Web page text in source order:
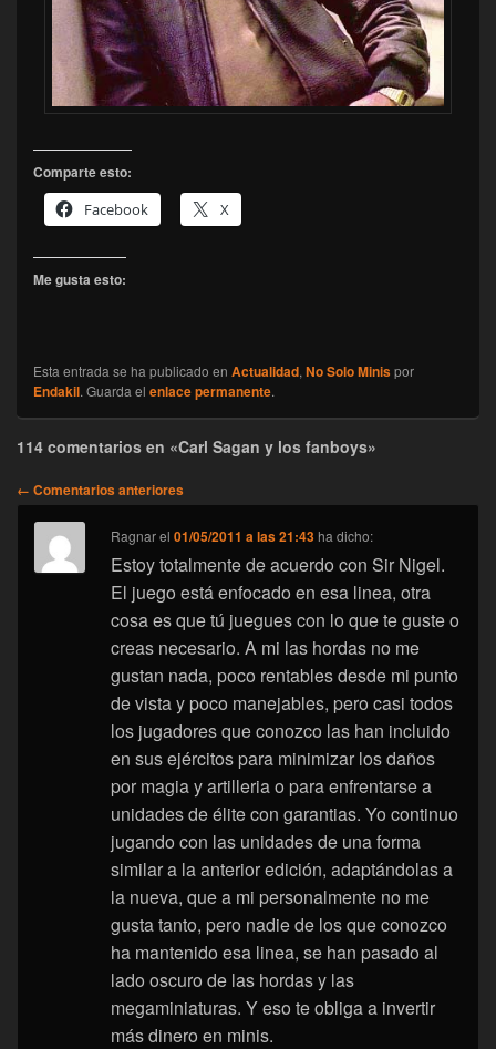
Comparte esto:
Facebook
X
Me gusta esto:
Esta entrada se ha publicado en Actualidad, No Solo Minispor
Endakil. Guarda el enlace permanente.
114 comentarios en «Carl Sagan y los fanboys»
Navegación
de
comentarios
← Comentarios anteriores
Ragnarel01/05/2011 a las 21:43 ha dicho:
Estoy totalmente de acuerdo con Sir Nigel.
El juego está enfocado en esa linea, otra
cosa es que tú juegues con lo que te guste o
creas necesario. A mi las hordas no me
gustan nada, poco rentables desde mi punto
de vista y poco manejables, pero casi todos
los jugadores que conozco las han incluido
en sus ejércitos para minimizar los daños
por magia y artilleria o para enfrentarse a
unidades de élite con garantias. Yo continuo
jugando con las unidades de una forma
similar a la anterior edición, adaptándolas a
la nueva, que a mi personalmente no me
gusta tanto, pero nadie de los que conozco
ha mantenido esa linea, se han pasado al
lado oscuro de las hordas y las
megaminiaturas. Y eso te obliga a invertir
más dinero en minis.